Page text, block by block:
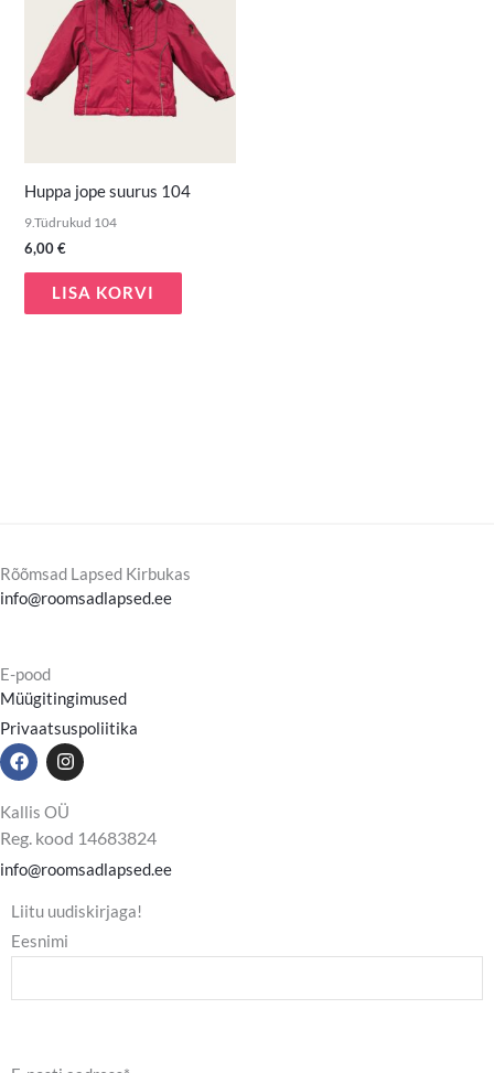
Huppa jope suurus 104
9.Tüdrukud 104
6,00€
LISA KORVI
Rõõmsad Lapsed Kirbukas
info@roomsadlapsed.ee
E-pood
Müügitingimused
Privaatsuspoliitika
F
a
c
e
b
o
o
k
I
n
s
t
a
g
r
a
m
Kallis OÜ
Reg. kood 14683824
info@roomsadlapsed.ee
Liitu uudiskirjaga!
Eesnimi